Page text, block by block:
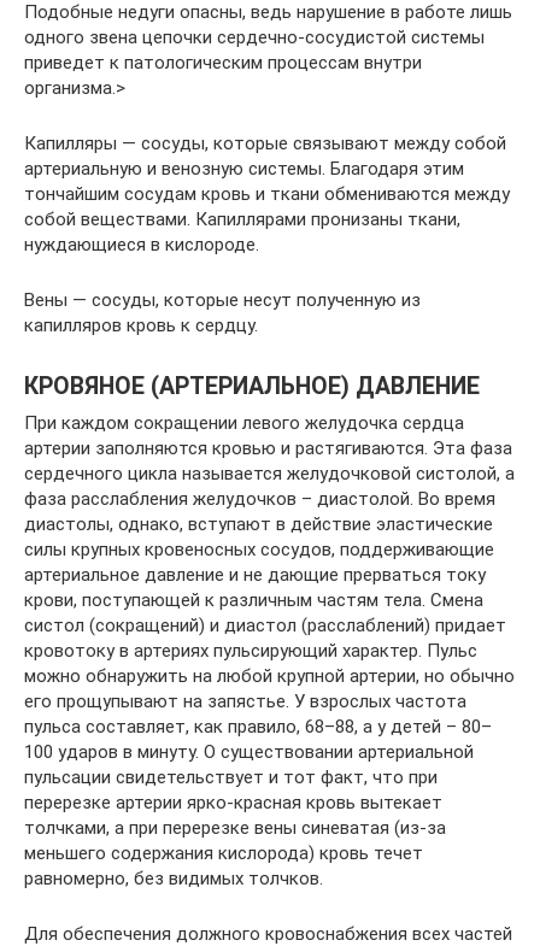
Подобные недуги опасны, ведь нарушение в работе лишь
одного звена цепочки сердечно-сосудистой системы
приведет к патологическим процессам внутри
организма.>
Капилляры — сосуды, которые связывают между собой
артериальную и венозную системы. Благодаря этим
тончайшим сосудам кровь и ткани обмениваются между
собой веществами. Капиллярами пронизаны ткани,
нуждающиеся в кислороде.
Вены — сосуды, которые несут полученную из
капилляров кровь к сердцу.
КРОВЯНОЕ (АРТЕРИАЛЬНОЕ) ДАВЛЕНИЕ
При каждом сокращении левого желудочка сердца
артерии заполняются кровью и растягиваются. Эта фаза
сердечного цикла называется желудочковой систолой, а
фаза расслабления желудочков – диастолой. Во время
диастолы, однако, вступают в действие эластические
силы крупных кровеносных сосудов, поддерживающие
артериальное давление и не дающие прерваться току
крови, поступающей к различным частям тела. Смена
систол (сокращений) и диастол (расслаблений) придает
кровотоку в артериях пульсирующий характер. Пульс
можно обнаружить на любой крупной артерии, но обычно
его прощупывают на запястье. У взрослых частота
пульса составляет, как правило, 68–88, а у детей – 80–
100 ударов в минуту. О существовании артериальной
пульсации свидетельствует и тот факт, что при
перерезке артерии ярко-красная кровь вытекает
толчками, а при перерезке вены синеватая (из-за
меньшего содержания кислорода) кровь течет
равномерно, без видимых толчков.
Для обеспечения должного кровоснабжения всех частей